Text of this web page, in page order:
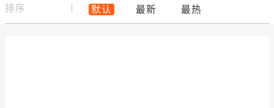
排序 默认 最新 最热